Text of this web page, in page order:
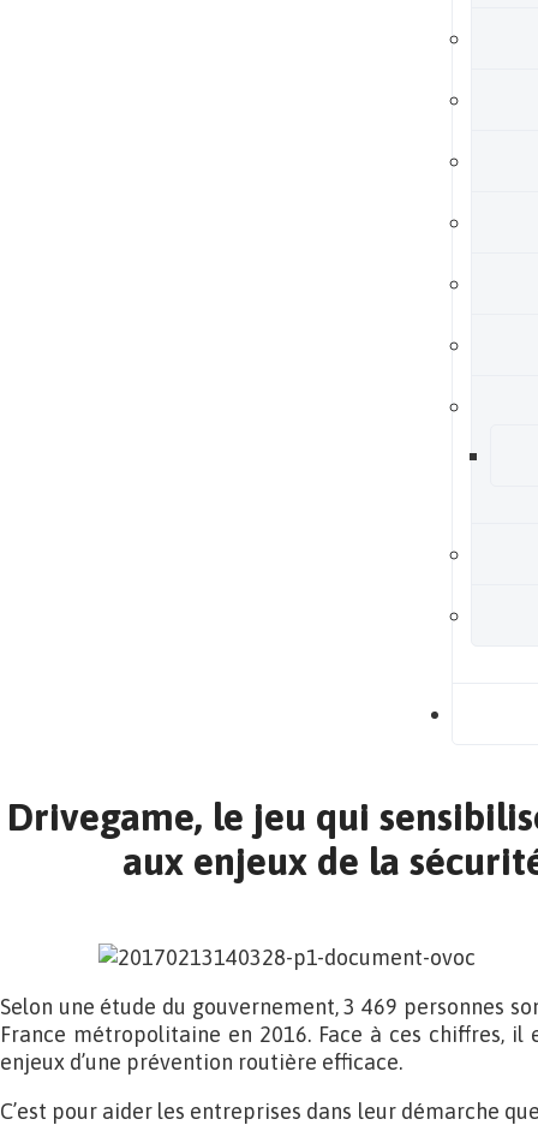
Drivegame, le jeu qui
aux enjeux de la
Selon une étude du gouvernement, 3 469 personnes
France métropolitaine en 2016. Face à ces chiffres,
enjeux d’une prévention routière efficace.
C’est pour aider les entreprises dans leur démarche